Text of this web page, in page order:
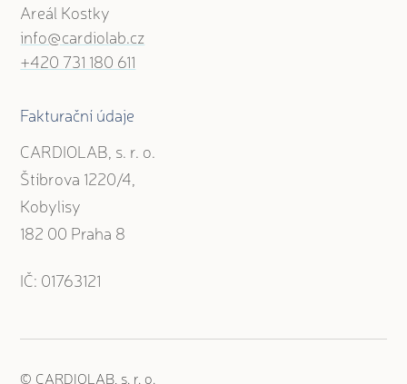
Areál Kostky
info@cardiolab.cz
+420 731 180 611
Fakturační údaje
CARDIOLAB, s. r. o.
Štíbrova 1220/4,
Kobylisy
182 00 Praha 8
IČ: 01763121
© CARDIOLAB, s. r. o.